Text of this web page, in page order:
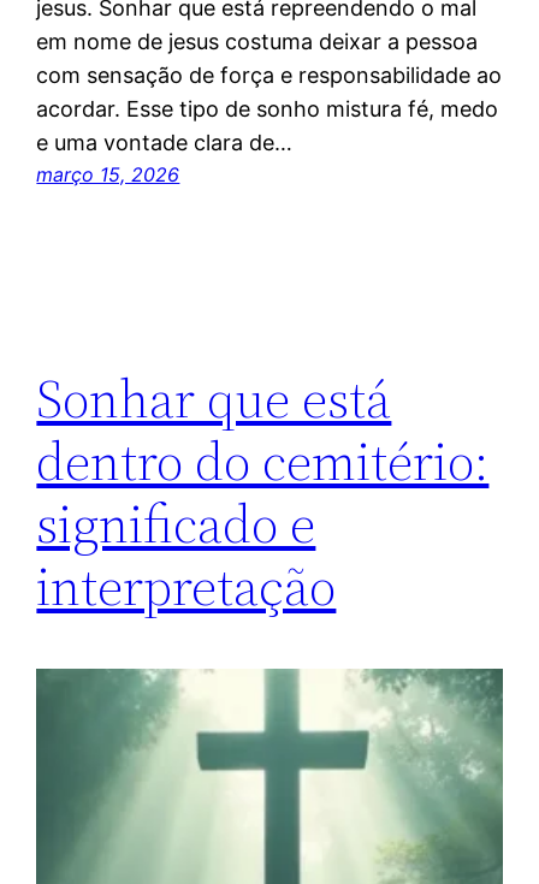
jesus. Sonhar que está repreendendo o mal
em nome de jesus costuma deixar a pessoa
com sensação de força e responsabilidade ao
acordar. Esse tipo de sonho mistura fé, medo
e uma vontade clara de…
março 15, 2026
Sonhar que está
dentro do cemitério:
significado e
interpretação